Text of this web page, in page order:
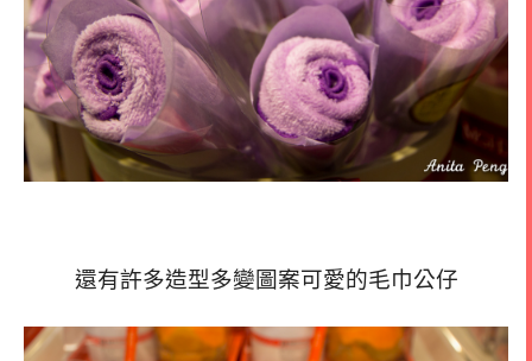
還有許多造型多變圖案可愛的毛巾公仔